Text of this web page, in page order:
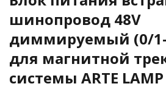
шинопровод 48V
диммируемый (0/1-
для магнитной
системы ARTE